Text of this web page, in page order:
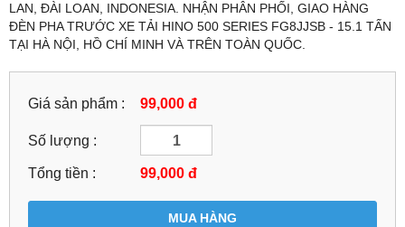
LAN, ĐÀI LOAN, INDONESIA. NHẬN PHÂN PHỐI, GIAO HÀNG
ĐÈN PHA TRƯỚC XE TẢI HINO 500 SERIES FG8JJSB - 15.1 TẤN
TẠI HÀ NỘI, HỒ CHÍ MINH VÀ TRÊN TOÀN QUỐC.
Giá sản phẩm : 99,000 đ
Số lượng :
Tổng tiền : 99,000 đ
MUA HÀNG